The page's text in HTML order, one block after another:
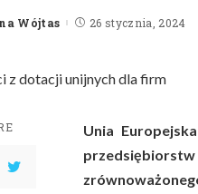
Wójtas 26 stycznia, 2024
Unia